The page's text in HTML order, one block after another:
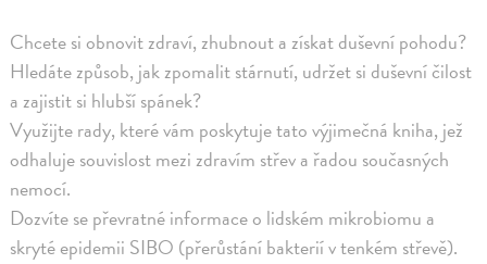
Chcete si obnovit zdraví, zhubnout a získat duševní pohodu?
Hledáte způsob, jak zpomalit stárnutí, udržet si duševní čilost
a zajistit si hlubší spánek?
Využijte rady, které vám poskytuje tato výjimečná kniha, jež
odhaluje souvislost mezi zdravím střev a řadou současných
nemocí.
Dozvíte se převratné informace o lidském mikrobiomu a
skryté epidemii SIBO (přerůstání bakterií v tenkém střevě).